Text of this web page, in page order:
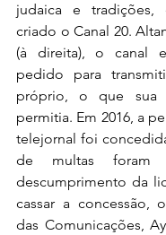
judaica e
criado o Canal 20.
(à direita), o canal
pedido para
próprio, o que sua
permitia. Em 2016, a
telejornal foi
de multas foram
descumprimento da
cassar a concessão,
das Comunicações,